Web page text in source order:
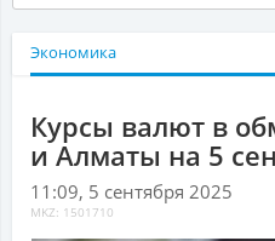
Экономика
Курсы валют в
и Алматы на 5
11:09, 5 сентября 2025
MKZ: 1501710